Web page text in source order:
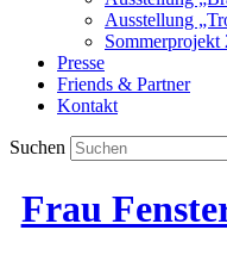
Ausstellung
Presse
Friends & Partner
Kontakt
Suchen
Frau